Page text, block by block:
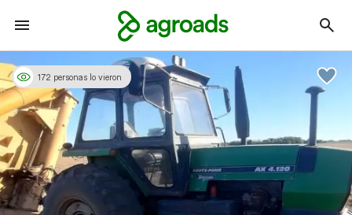
172 personas lo vieron